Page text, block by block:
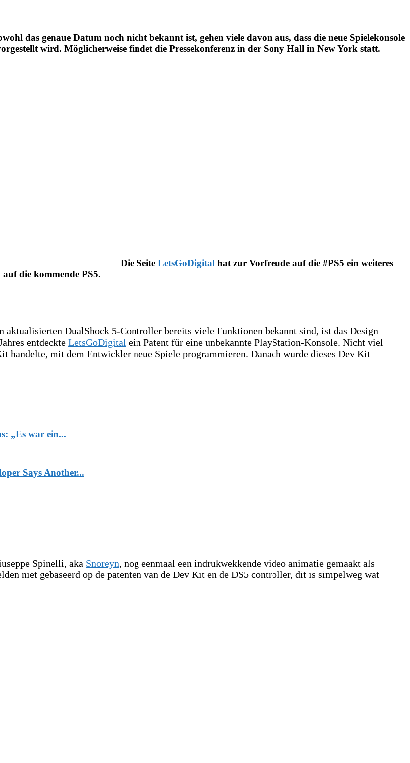
das genaue Datum noch nicht bekannt ist, gehen viele davon aus, dass die neue Spielekonsole
wird. Möglicherweise findet die Pressekonferenz in der Sony Hall in New York statt.
Die Seite LetsGoDigital hat zur Vorfreude auf die #PS5 ein weiteres
die kommende PS5.
aktualisierten DualShock 5-Controller bereits viele Funktionen bekannt sind, ist das Design
entdeckte LetsGoDigital ein Patent für eine unbekannte PlayStation-Konsole. Nicht viel
handelte, mit dem Entwickler neue Spiele programmieren. Danach wurde dieses Dev Kit
„Es war ein...
Says Another...
Spinelli, aka Snoreyn, nog eenmaal een indrukwekkende video animatie gemaakt als
niet gebaseerd op de patenten van de Dev Kit en de DS5 controller, dit is simpelweg wat